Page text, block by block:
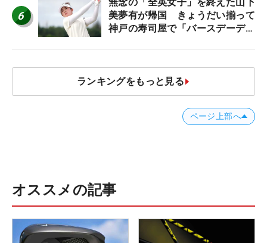
6
美夢有が帰国 きょうだい揃って
神戸の寿司屋で「バースデーディ
ランキングをもっと見る
ページ上部へ
オススメの記事